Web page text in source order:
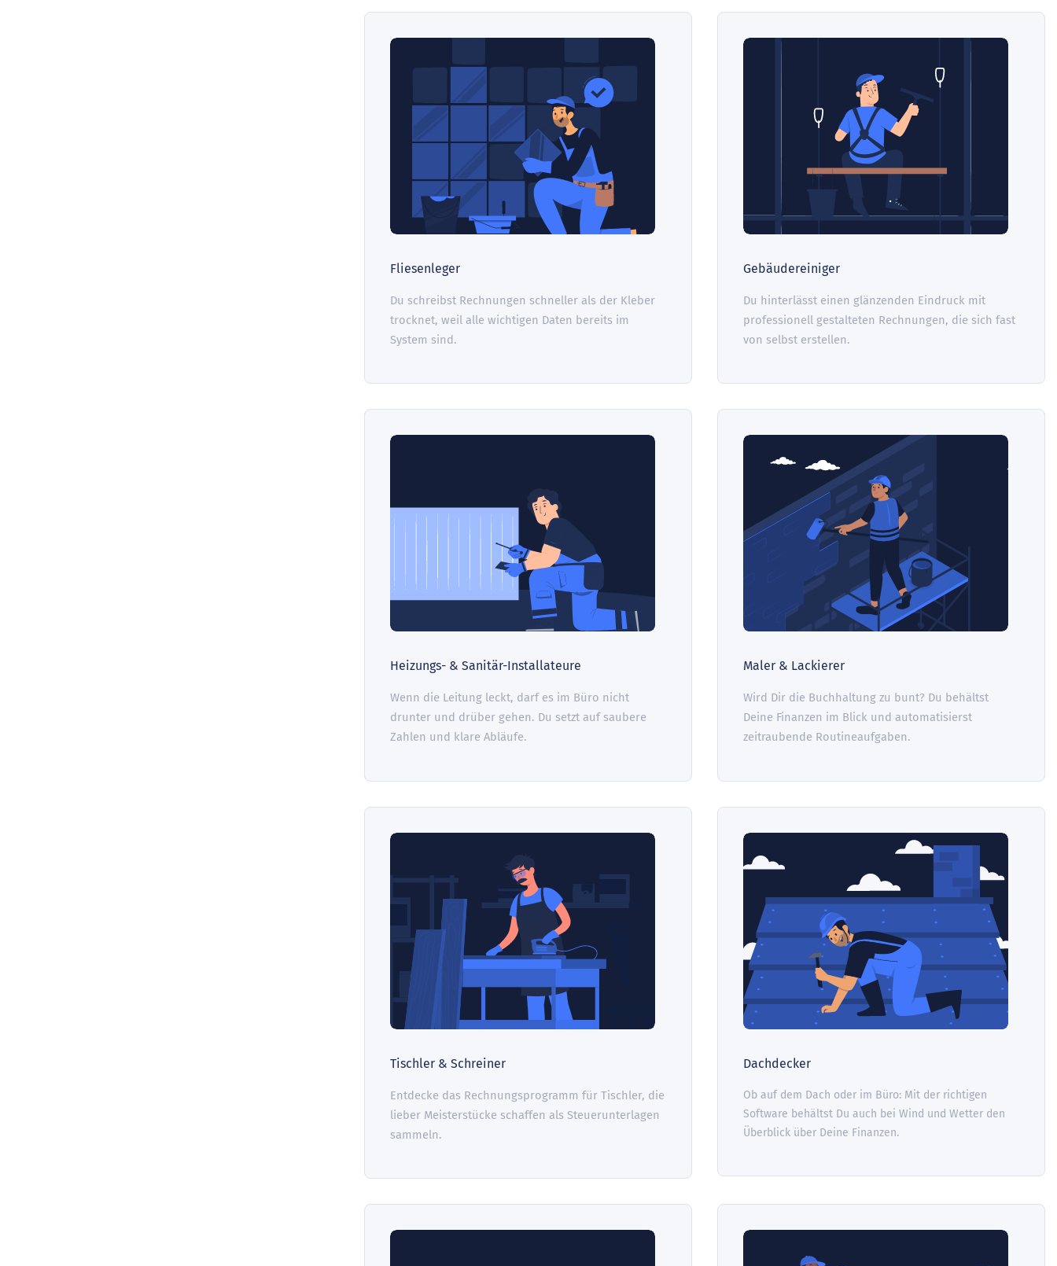
Fliesenleger
Du schreibst Rechnungen schneller als der Kleber
trocknet, weil alle wichtigen Daten bereits im
System sind.
Gebäudereiniger
Du hinterlässt einen glänzenden Eindruck mit
professionell gestalteten Rechnungen, die sich fast
von selbst erstellen.
Heizungs- & Sanitär-Installateure
Wenn die Leitung leckt, darf es im Büro nicht
drunter und drüber gehen. Du setzt auf saubere
Zahlen und klare Abläufe.
Maler & Lackierer
Wird Dir die Buchhaltung zu bunt? Du behältst
Deine Finanzen im Blick und automatisierst
zeitraubende Routineaufgaben.
Tischler & Schreiner
Entdecke das Rechnungsprogramm für Tischler, die
lieber Meisterstücke schaffen als Steuerunterlagen
sammeln.
Dachdecker
Ob auf dem Dach oder im Büro: Mit der richtigen
Software behältst Du auch bei Wind und Wetter den
Überblick über Deine Finanzen.